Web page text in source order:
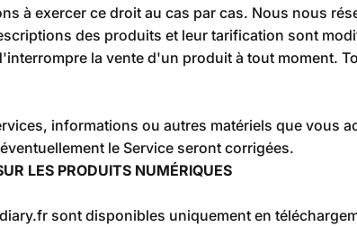
à exercer ce droit au cas par cas. Nous nous
des produits et leur tarification sont
la vente d'un produit à tout moment.
informations ou autres matériels que vous
le Service seront corrigées.
LES PRODUITS NUMÉRIQUES
sont disponibles uniquement en